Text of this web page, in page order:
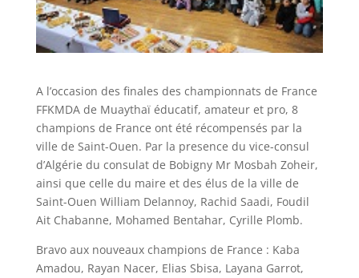
A l’occasion des finales des championnats de France
FFKMDA de Muaythaï éducatif, amateur et pro, 8
champions de France ont été récompensés par la
ville de Saint-Ouen. Par la presence du vice-consul
d’Algérie du consulat de Bobigny Mr Mosbah Zoheir,
ainsi que celle du maire et des élus de la ville de
Saint-Ouen William Delannoy, Rachid Saadi, Foudil
Ait Chabanne, Mohamed Bentahar, Cyrille Plomb.
Bravo aux nouveaux champions de France : Kaba
Amadou, Rayan Nacer, Elias Sbisa, Layana Garrot,